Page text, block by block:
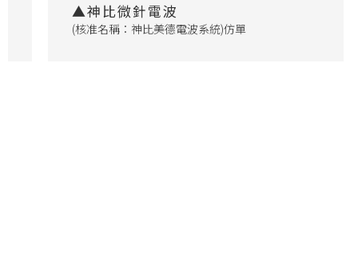
▲神比微針電波
(核准名稱：神比美德電波系統)仿單